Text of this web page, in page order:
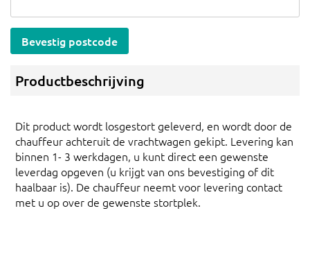
Bevestig postcode
Productbeschrijving
Dit product wordt losgestort geleverd, en wordt door de
chauffeur achteruit de vrachtwagen gekipt. Levering kan
binnen 1- 3 werkdagen, u kunt direct een gewenste
leverdag opgeven (u krijgt van ons bevestiging of dit
haalbaar is). De chauffeur neemt voor levering contact
met u op over de gewenste stortplek.